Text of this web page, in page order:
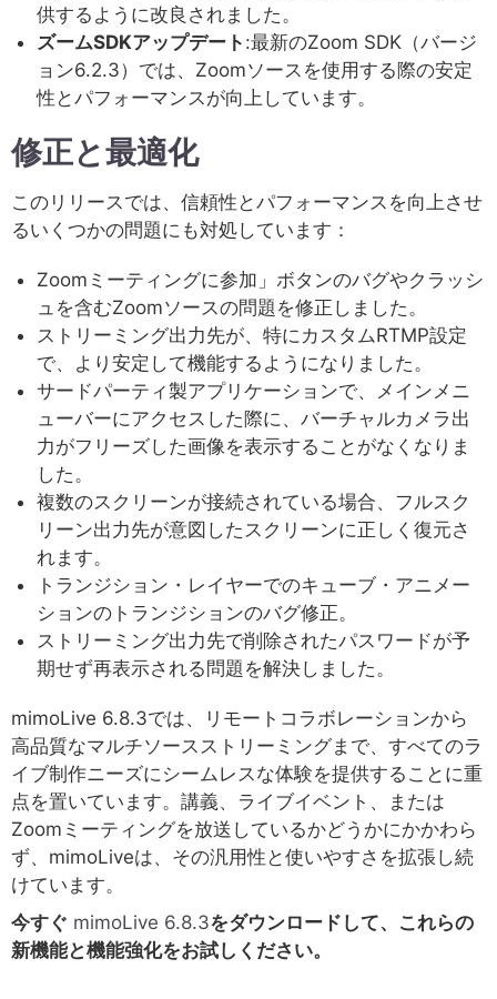
供するように改良されました。
ズームSDKアップデート :最新のZoom SDK（バージ
ョン6.2.3）では、Zoomソースを使用する際の安定
性とパフォーマンスが向上しています。
修正と最適化
このリリースでは、信頼性とパフォーマンスを向上させ
るいくつかの問題にも対処しています：
Zoomミーティングに参加」ボタンのバグやクラッシ
ュを含むZoomソースの問題を修正しました。
ストリーミング出力先が、特にカスタムRTMP設定
で、より安定して機能するようになりました。
サードパーティ製アプリケーションで、メインメニ
ューバーにアクセスした際に、バーチャルカメラ出
力がフリーズした画像を表示することがなくなりま
した。
複数のスクリーンが接続されている場合、フルスク
リーン出力先が意図したスクリーンに正しく復元さ
れます。
トランジション・レイヤーでのキューブ・アニメー
ションのトランジションのバグ修正。
ストリーミング出力先で削除されたパスワードが予
期せず再表示される問題を解決しました。
mimoLive 6.8.3では、リモートコラボレーションから
高品質なマルチソースストリーミングまで、すべてのラ
イブ制作ニーズにシームレスな体験を提供することに重
点を置いています。講義、ライブイベント、または
Zoomミーティングを放送しているかどうかにかかわら
ず、mimoLiveは、その汎用性と使いやすさを拡張し続
けています。
今すぐ mimoLive 6.8.3をダウンロードして、これらの
新機能と機能強化をお試しください。